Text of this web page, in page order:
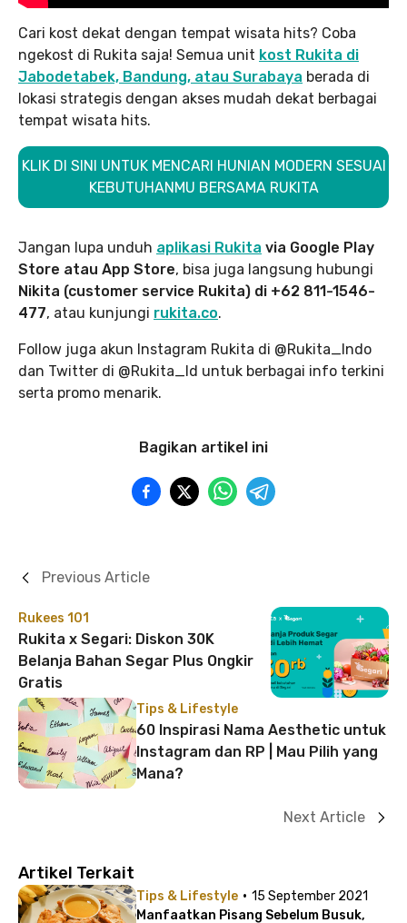
Cari kost dekat dengan tempat wisata hits? Coba
ngekost di Rukita saja! Semua unit kost Rukita di
Jabodetabek, Bandung, atau Surabaya berada di
lokasi strategis dengan akses mudah dekat berbagai
tempat wisata hits.
KLIK DI SINI UNTUK MENCARI HUNIAN MODERN SESUAI
KEBUTUHANMU BERSAMA RUKITA
Jangan lupa unduh aplikasi Rukita via Google Play
Store atau App Store, bisa juga langsung hubungi
Nikita (customer service Rukita) di +62 811-1546-
477, atau kunjungi rukita.co.
Follow juga akun Instagram Rukita di @Rukita_Indo
dan Twitter di @Rukita_Id untuk berbagai info terkini
serta promo menarik.
Bagikan artikel ini
Rukees 101
Rukita x Segari: Diskon 30K
Belanja Bahan Segar Plus Ongkir
Gratis
Previous Article
Tips & Lifestyle
60 Inspirasi Nama Aesthetic untuk
Instagram dan RP | Mau Pilih yang
Mana?
Next Article
Artikel Terkait
Tips & Lifestyle · 15 September 2021
Manfaatkan Pisang Sebelum Busuk,